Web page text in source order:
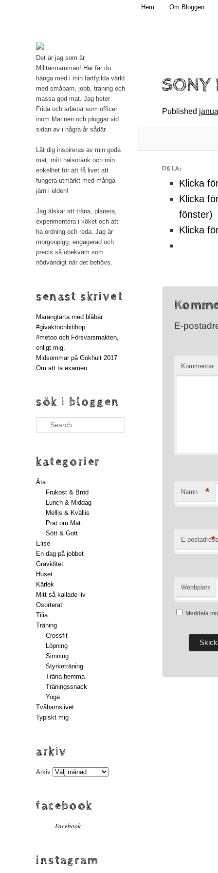
Mamma, militär och märkbart obekväm
Hem Om Bloggen
SONY
Published
DELA:
Klicka
Klicka
fönster)
Klicka
E-
Kommentar
Namn *
E-postadress
*
Webbplats
Meddela
Det är jag som är
Militärmamman! Här får du
hänga med i min fartfyllda värld
med småbarn, jobb, träning och
massa god mat. Jag heter
Frida och arbetar som officer
inom Marinen och pluggar vid
sidan av i några år sådär.
Låt dig inspireras av min goda
mat, mitt hälsotänk och min
enkelhet för att få livet att
fungera utmärkt med många
järn i elden!
Jag älskar att träna, planera,
experimentera i köket och att
ha ordning och reda. Jag är
morgonpigg, engagerad och
precis så obekväm som
nödvändigt när det behövs.
senast skrivet
Marängtårta med blåbär
#givaktochbitihop
#metoo och Försvarsmakten,
enligt mig.
Midsommar på Gökhult 2017
Om att ta examen
sök i bloggen
Search
kategorier
Äta
Frukost & Bröd
Lunch & Middag
Mellis & Kvällis
Prat om Mat
Sött & Gott
Elise
En dag på jobbet
Graviditet
Huset
Kärlek
Mitt så kallade liv
Osorterat
Tilia
Träning
Crossfit
Löpning
Simning
Styrketräning
Träna hemma
Träningssnack
Yoga
Tvåbarnslivet
Typiskt mig
arkiv
Arkiv
facebook
Facebook
instagram